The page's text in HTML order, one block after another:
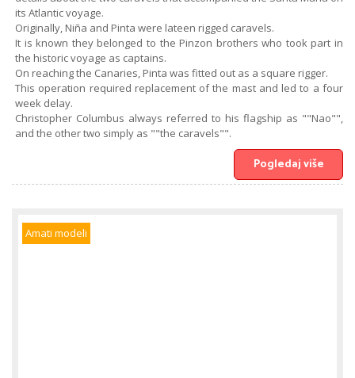
its Atlantic voyage.
Originally, Niña and Pinta were lateen rigged caravels.
It is known they belonged to the Pinzon brothers who took part in
the historic voyage as captains.
On reaching the Canaries, Pinta was fitted out as a square rigger.
This operation required replacement of the mast and led to a four
week delay.
Christopher Columbus always referred to his flagship as ""Nao"",
and the other two simply as ""the caravels"".
Pogledaj više
Amati modeli